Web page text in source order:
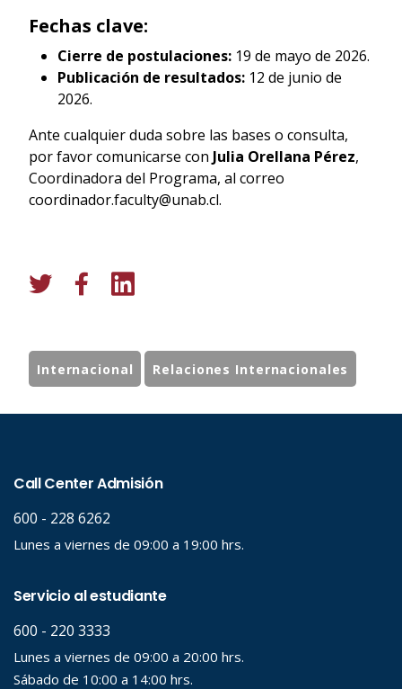
Fechas clave:
Cierre de postulaciones: 19 de mayo de 2026.
Publicación de resultados: 12 de junio de
2026.
Ante cualquier duda sobre las bases o consulta,
por favor comunicarse con Julia Orellana Pérez,
Coordinadora del Programa, al correo
coordinador.faculty@unab.cl.
Internacional Relaciones Internacionales